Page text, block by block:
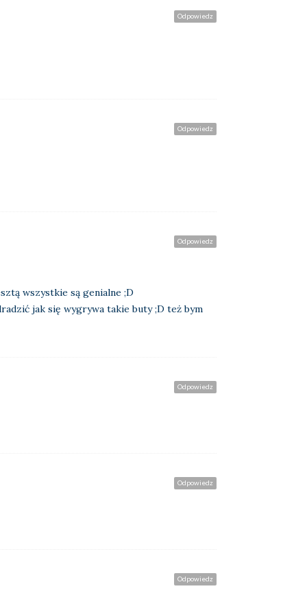
Odpowiedz
Odpowiedz
Odpowiedz
wszystkie są genialne ;D
jak się wygrywa takie buty ;D też bym
Odpowiedz
Odpowiedz
Odpowiedz